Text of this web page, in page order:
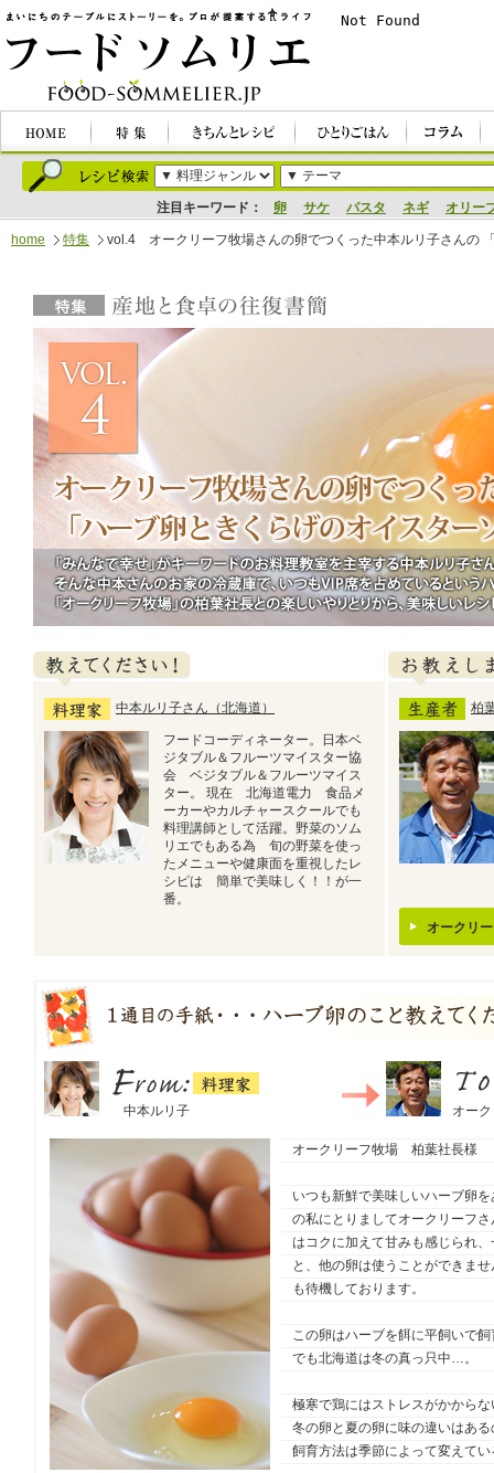
注目キーワード： 卵 サケ パスタ ネギ オリー
home 特集 vol.4 オークリーフ牧場さんの卵でつくった中本ルリ子さんの
特集｜産地と食卓の往復書簡
蔵庫で、いつもVIP席を占めているというハーブ卵を育てた「オークリーフ
ら、美味しいレシピが完成しました。
教えてください
中本ルリ子さん（北海道）
フードコーディネーター。日本ベ
ジタブル＆フルーツマイスター協
会 ベジタブル＆フルーツマイス
ター。 現在 北海道電力 食品メ
ーカーやカルチャースクールでも
料理講師として活躍。野菜のソム
リエでもある為 旬の野菜を使っ
たメニューや健康面を重視したレ
シピは 簡単で美味しく！！が一
番。
お教えします！
柏
オークリ
From：
中本ルリ子 To：
オー
オークリーフ牧場 柏葉社長様
いつも新鮮で美味しいハーブ卵
の私にとりましてオークリーフ
はコクに加えて甘みも感じられ
と、他の卵は使うことができま
も待機しております。
この卵はハーブを餌に平飼いで
でも北海道は冬の真っ只中…。
極寒で鶏にはストレスがかから
冬の卵と夏の卵に味の違いはあ
飼育方法は季節によって変えて